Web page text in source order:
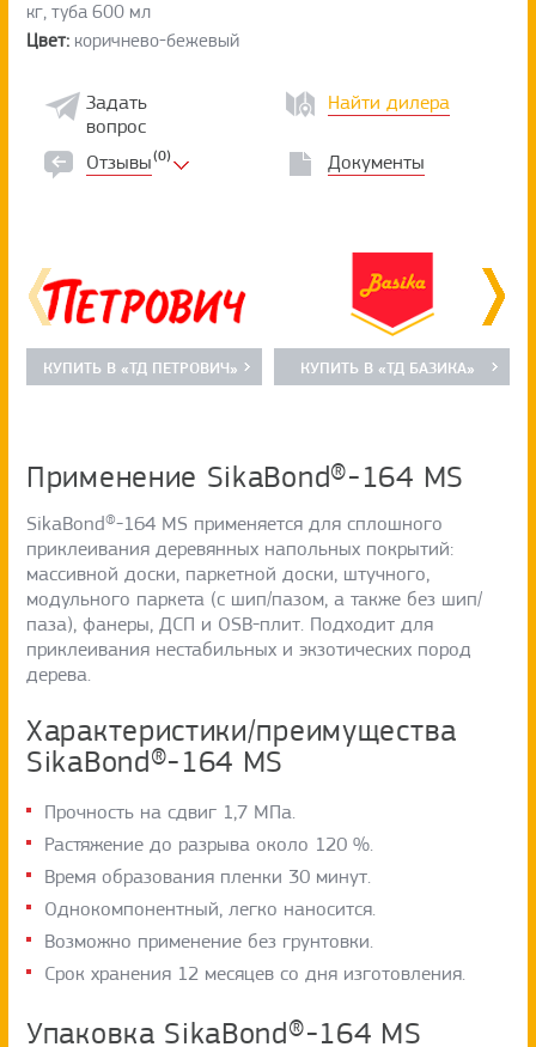
кг, туба 600 мл
Цвет: коричнево-бежевый
Задать
вопрос
Найти дилера
Отзывы(0) Документы
КУПИТЬ В «ТД ПЕТРОВИЧ» КУПИТЬ В «ТД БАЗИКА»
Применение SikaBond®-164 MS
SikaBond®-164 MS применяется для сплошного
приклеивания деревянных напольных покрытий:
массивной доски, паркетной доски, штучного,
модульного паркета (с шип/пазом, а также без шип/
паза), фанеры, ДСП и OSB-плит. Подходит для
приклеивания нестабильных и экзотических пород
дерева.
Характеристики/преимущества
SikaBond®-164 MS
Прочность на сдвиг 1,7 МПа.
Растяжение до разрыва около 120 %.
Время образования пленки 30 минут.
Однокомпонентный, легко наносится.
Возможно применение без грунтовки.
Срок хранения 12 месяцев со дня изготовления.
Упаковка SikaBond®-164 MS